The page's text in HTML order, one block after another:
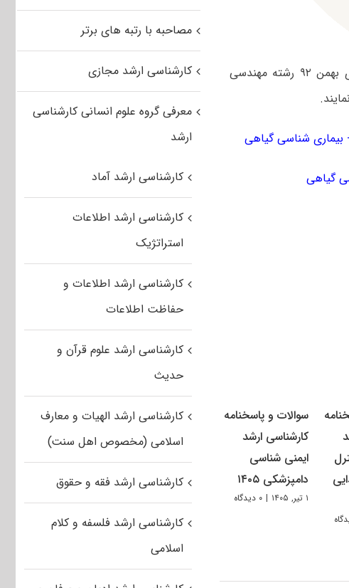
کاربران عزیز مستر تست می توانند سوالات آزمون کارشناسی ارشد سراسری بهمن ۹۲ رشته مهندسی
سوالات و پاسخنامه
کارشناسی ارشد
ایمنی شناسی
دامپزشکی ۱۴۰۵
۱ تیر, ۱۴۰۵ | ۰ دیدگاه
مصاحبه با رتبه های برتر
کارشناسی ارشد مجازی
معرفی گروه علوم انسانی کارشناسی
ارشد
کارشناسی ارشد آماد
کارشناسی ارشد اطلاعات
استراتژیک
کارشناسی ارشد اطلاعات و
حفاظت اطلاعات
کارشناسی ارشد علوم قرآن و
حدیث
کارشناسی ارشد الهیات و معارف
اسلامی (مخصوص اهل سنت)
کارشناسی ارشد فقه و حقوق
کارشناسی ارشد فلسفه و کلام
اسلامی